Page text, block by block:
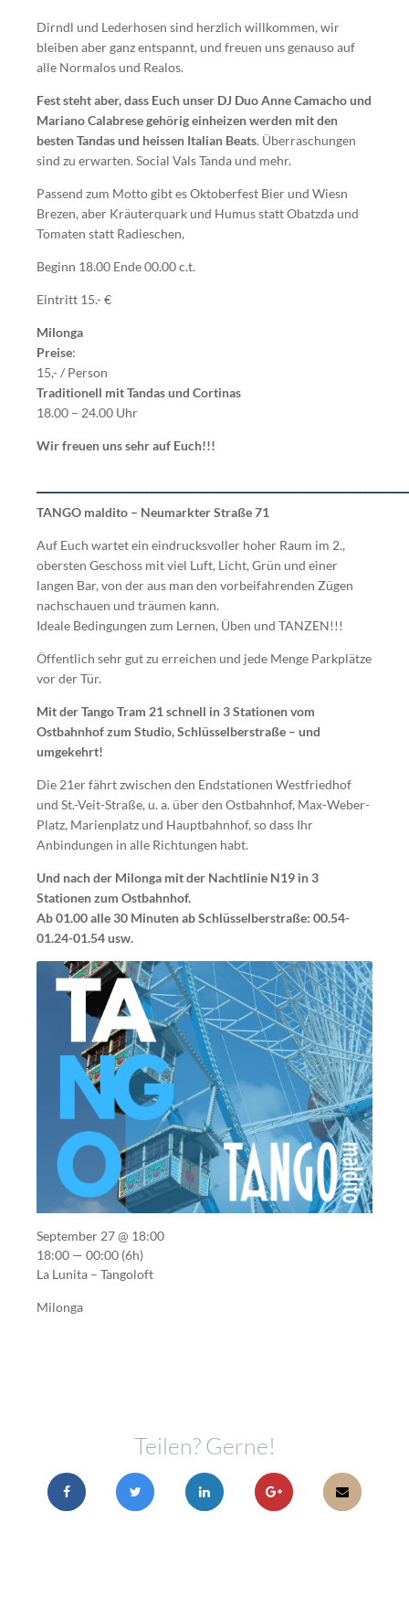
Dirndl und Lederhosen sind herzlich willkommen, wir
bleiben aber ganz entspannt, und freuen uns genauso auf
alle Normalos und Realos.
Fest steht aber, dass Euch unser DJ Duo Anne Camacho und
Mariano Calabrese gehörig einheizen werden mit den
besten Tandas und heissen Italian Beats. Überraschungen
sind zu erwarten. Social Vals Tanda und mehr.
Passend zum Motto gibt es Oktoberfest Bier und Wiesn
Brezen, aber Kräuterquark und Humus statt Obatzda und
Tomaten statt Radieschen,
Beginn 18.00 Ende 00.00 c.t.
Eintritt 15.- €
Milonga
Preise:
15,- / Person
Traditionell mit Tandas und Cortinas
18.00 – 24.00 Uhr
Wir freuen uns sehr auf Euch!!!
TANGO maldito – Neumarkter Straße 71
Auf Euch wartet ein eindrucksvoller hoher Raum im 2.,
obersten Geschoss mit viel Luft, Licht, Grün und einer
langen Bar, von der aus man den vorbeifahrenden Zügen
nachschauen und träumen kann.
Ideale Bedingungen zum Lernen, Üben und TANZEN!!!
Öffentlich sehr gut zu erreichen und jede Menge Parkplätze
vor der Tür.
Mit der Tango Tram 21 schnell in 3 Stationen vom
Ostbahnhof zum Studio, Schlüsselberstraße – und
umgekehrt!
Die 21er fährt zwischen den Endstationen Westfriedhof
und St.-Veit-Straße, u. a. über den Ostbahnhof, Max-Weber-
Platz, Marienplatz und Hauptbahnhof, so dass Ihr
Anbindungen in alle Richtungen habt.
Und nach der Milonga mit der Nachtlinie N19 in 3
Stationen zum Ostbahnhof.
Ab 01.00 alle 30 Minuten ab Schlüsselberstraße: 00.54-
01.24-01.54 usw.
September 27 @ 18:00
18:00 — 00:00 (6h)
La Lunita – Tangoloft
Milonga
Teilen? Gerne!